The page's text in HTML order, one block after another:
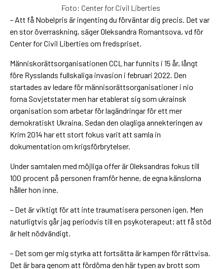
Foto: Center for Civil Liberties
– Att få Nobelpris är ingenting du förväntar dig precis. Det var
en stor överraskning, säger Oleksandra Romantsova, vd för
Center for Civil Liberties om fredspriset.
Människorättsorganisationen CCL har funnits i 15 år, långt
före Rysslands fullskaliga invasion i februari 2022. Den
startades av ledare för männisorättsorganisationer i nio
forna Sovjetstater men har etablerat sig som ukrainsk
organisation som arbetar för lagändringar för ett mer
demokratiskt Ukraina. Sedan den olagliga annekteringen av
Krim 2014 har ett stort fokus varit att samla in
dokumentation om krigsförbrytelser.
Under samtalen med möjliga offer är Oleksandras fokus till
100 procent på personen framför henne, de egna känslorna
håller hon inne.
– Det är viktigt för att inte traumatisera personen igen. Men
naturligtvis går jag periodvis till en psykoterapeut; att få stöd
är helt nödvändigt.
– Det som ger mig styrka att fortsätta är kampen för rättvisa.
Det är bara genom att fördöma den här typen av brott som